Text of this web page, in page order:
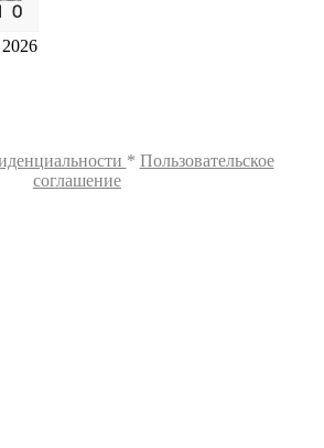
* Пользовательское
соглашение